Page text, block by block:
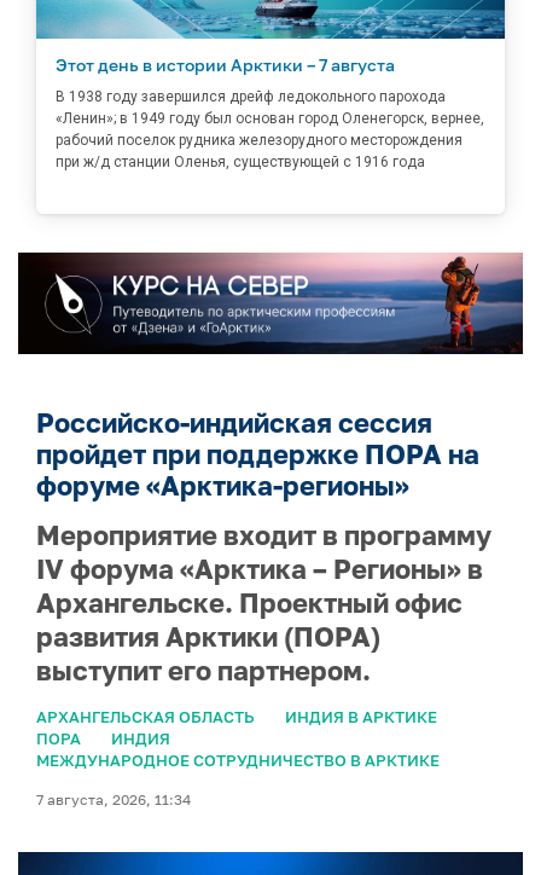
Этот день в истории Арктики – 7 августа
В 1938 году завершился дрейф ледокольного парохода
«Ленин»; в 1949 году был основан город Оленегорск, вернее,
рабочий поселок рудника железорудного месторождения
при ж/д станции Оленья, существующей с 1916 года
Российско-индийская сессия
пройдет при поддержке ПОРА на
форуме «Арктика-регионы»
Мероприятие входит в программу
IV форума «Арктика – Регионы» в
Архангельске. Проектный офис
развития Арктики (ПОРА)
выступит его партнером.
АРХАНГЕЛЬСКАЯ ОБЛАСТЬ
ИНДИЯ В АРКТИКЕ
ПОРА
ИНДИЯ
МЕЖДУНАРОДНОЕ СОТРУДНИЧЕСТВО В АРКТИКЕ
7 августа, 2026, 11:34